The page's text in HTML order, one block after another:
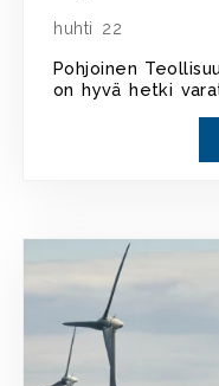
huhti 22
Pohjoinen
on hyvä hetki